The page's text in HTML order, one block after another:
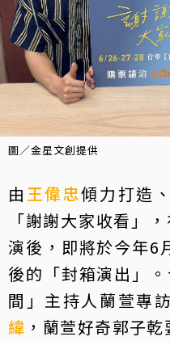
圖／金星文創提供
由 王偉忠傾力打造
「謝謝大家收看」
演後，即將於今年6
後的「封箱演出」
間」主持人蘭萱專
緯 ，蘭萱好奇郭子